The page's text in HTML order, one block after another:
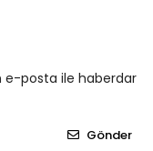
e-posta ile haberdar
Gönder